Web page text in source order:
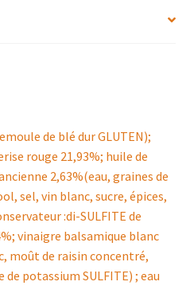
de blé dur GLUTEN);
rouge 21,93%; huile de
2,63%(eau, graines de
sel, vin blanc, sucre, épices,
:di-SULFITE de
vinaigre balsamique blanc
moût de raisin concentré,
potassium SULFITE) ; eau